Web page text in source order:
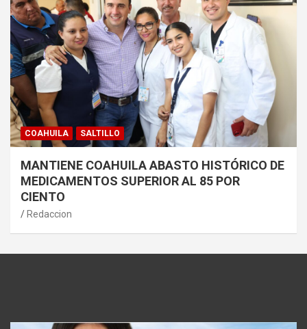
COAHUILA SALTILLO
MANTIENE COAHUILA ABASTO HISTÓRICO DE
MEDICAMENTOS SUPERIOR AL 85 POR
CIENTO
Redaccion